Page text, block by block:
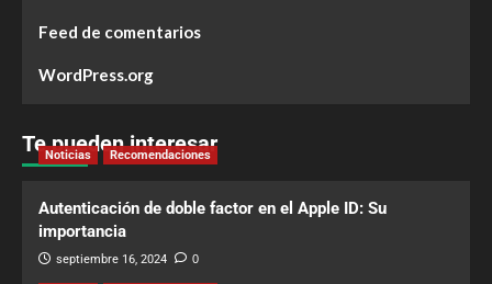
Feed de comentarios
WordPress.org
Te pueden interesar
Noticias Recomendaciones
Autenticación de doble factor en el Apple ID: Su
importancia
septiembre 16, 2024 0